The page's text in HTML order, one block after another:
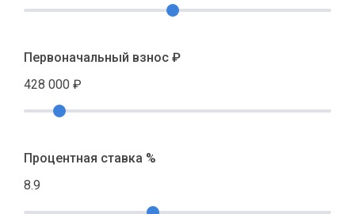
Первоначальный взнос ₽
428 000 ₽
Процентная ставка %
8.9